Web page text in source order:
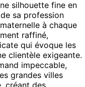
silhouette fine en
sa profession
à chaque
raffiné,
qui évoque les
clientèle exigeante.
impeccable,
grandes villes
créant des